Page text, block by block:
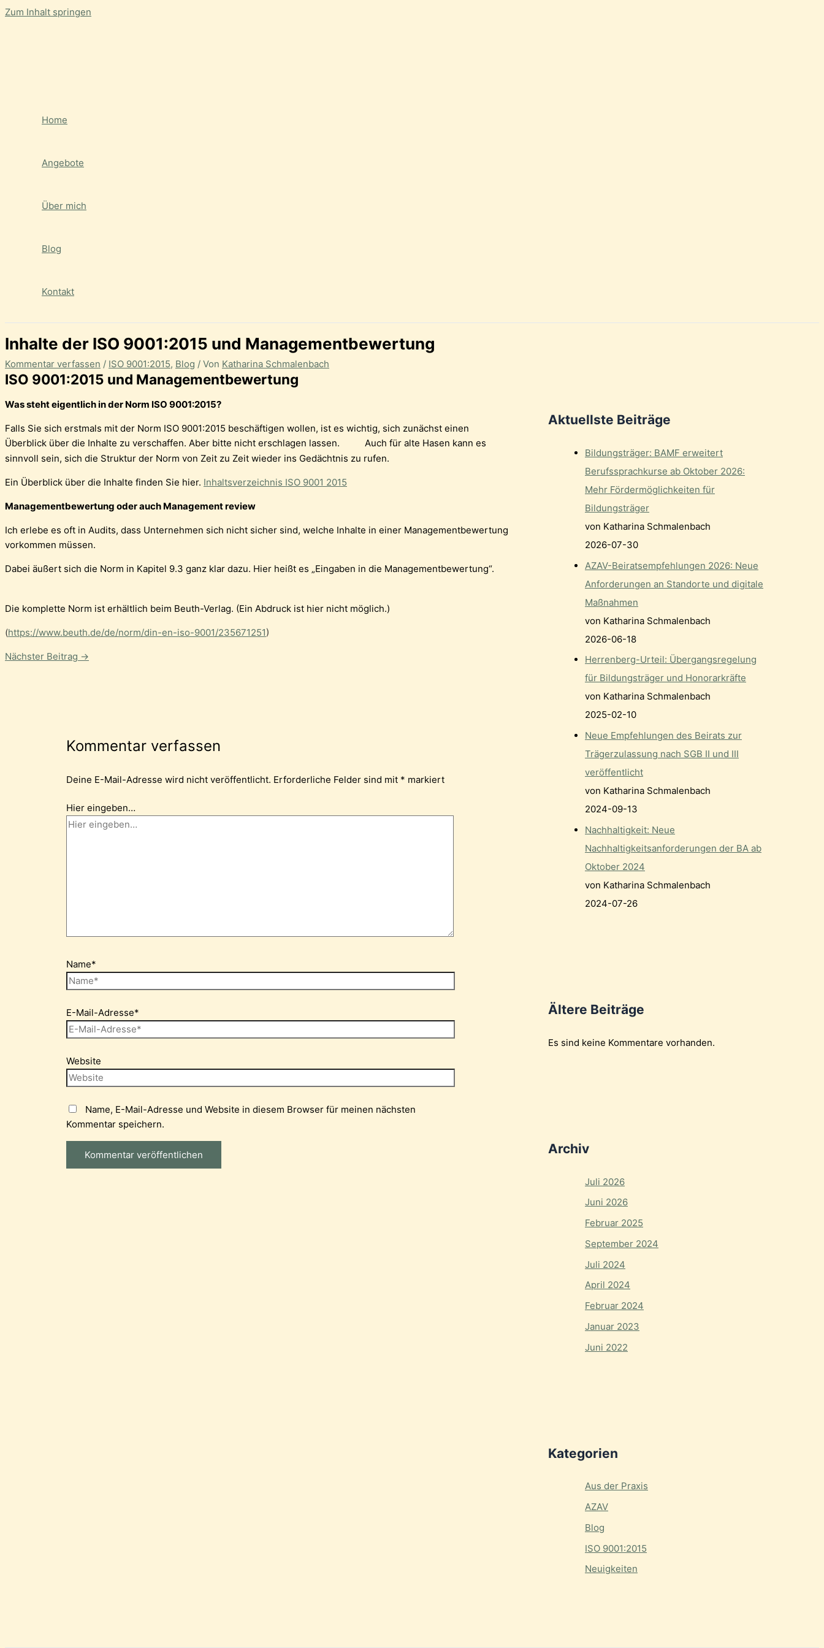
Zum Inhalt springen
Home
Angebote
Über mich
Blog
Kontakt
Inhalte der ISO 9001:2015 und Managementbewertung
Kommentar verfassen / ISO 9001:2015, Blog / Von Katharina Schmalenbach
ISO 9001:2015 und Managementbewertung
Was steht eigentlich in der Norm ISO 9001:2015?
Falls Sie sich erstmals mit der Norm ISO 9001:2015 beschäftigen wollen, ist es wichtig, sich zunächst einen
Überblick über die Inhalte zu verschaffen. Aber bitte nicht erschlagen lassen.
Auch für alte Hasen kann es
sinnvoll sein, sich die Struktur der Norm von Zeit zu Zeit wieder ins Gedächtnis zu rufen.
Ein Überblick über die Inhalte finden Sie hier. Inhaltsverzeichnis ISO 9001 2015
Managementbewertung oder auch Management review
Ich erlebe es oft in Audits, dass Unternehmen sich nicht sicher sind, welche Inhalte in einer Managementbewertung
vorkommen müssen.
Dabei äußert sich die Norm in Kapitel 9.3 ganz klar dazu. Hier heißt es „Eingaben in die Managementbewertung“.
Die komplette Norm ist erhältlich beim Beuth-Verlag. (Ein Abdruck ist hier nicht möglich.)
(https://www.beuth.de/de/norm/din-en-iso-9001/235671251)
Nächster Beitrag →
Kommentar verfassen
Deine E-Mail-Adresse wird nicht veröffentlicht. Erforderliche Felder sind mit * markiert
Hier eingeben…
Name*
E-Mail-Adresse*
Website
Name, E-Mail-Adresse und Website in diesem Browser für meinen nächsten
Kommentar speichern.
Aktuellste Beiträge
Bildungsträger: BAMF erweitert
Berufssprachkurse ab Oktober 2026:
Mehr Fördermöglichkeiten für
Bildungsträger
von Katharina Schmalenbach
2026-07-30
AZAV-Beiratsempfehlungen 2026: Neue
Anforderungen an Standorte und digitale
Maßnahmen
von Katharina Schmalenbach
2026-06-18
Herrenberg-Urteil: Übergangsregelung
für Bildungsträger und Honorarkräfte
von Katharina Schmalenbach
2025-02-10
Neue Empfehlungen des Beirats zur
Trägerzulassung nach SGB II und III
veröffentlicht
von Katharina Schmalenbach
2024-09-13
Nachhaltigkeit: Neue
Nachhaltigkeitsanforderungen der BA ab
Oktober 2024
von Katharina Schmalenbach
2024-07-26
Ältere Beiträge
Es sind keine Kommentare vorhanden.
Archiv
Juli 2026
Juni 2026
Februar 2025
September 2024
Juli 2024
April 2024
Februar 2024
Januar 2023
Juni 2022
Kategorien
Aus der Praxis
AZAV
Blog
ISO 9001:2015
Neuigkeiten